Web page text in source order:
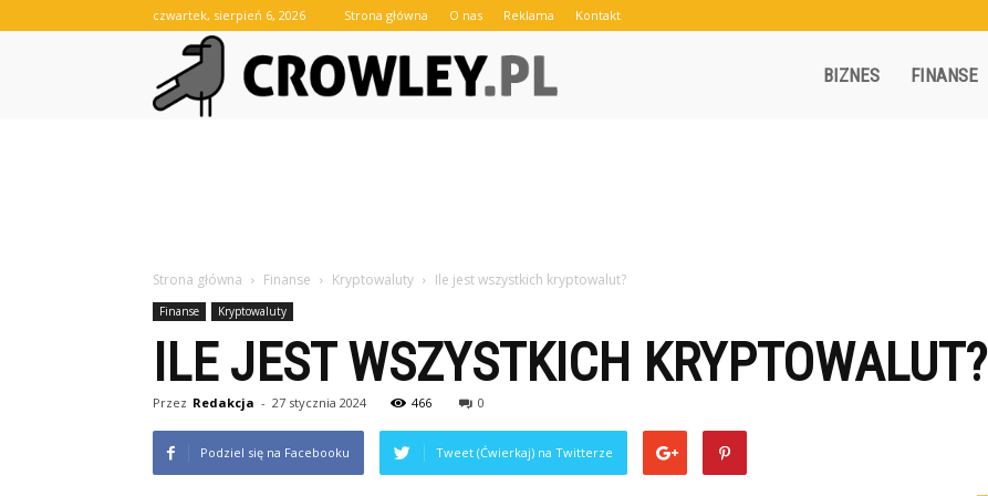
czwartek, sierpień 6, 2026 Strona główna O nas Reklama Kontakt
BIZNES FINANSE
Strona główna Finanse Kryptowaluty Ile jest wszystkich kryptowalut?
Finanse Kryptowaluty
ILE JEST WSZYSTKICH KRYPTOWALUT?
Przez Redakcja - 27 stycznia 2024 466 0
Podziel się na Facebooku Tweet (Ćwierkaj) na Twitterze